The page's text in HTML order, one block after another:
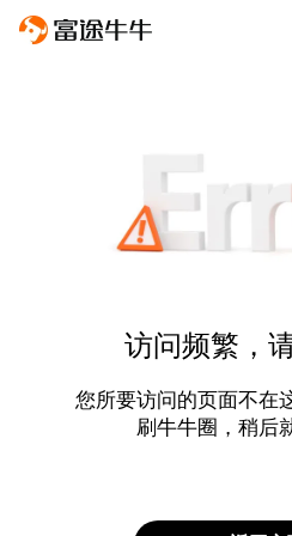
访问频繁，
您所要访问的页面不在
刷牛牛圈，稍后